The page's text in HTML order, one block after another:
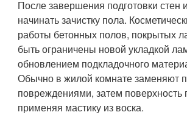
После завершения подготовки стен
начинать зачистку пола.
работы бетонных полов, покрытых
быть ограничены новой укладкой
обновлением подкладочного
Обычно в жилой комнате заменяют
повреждениями, затем поверхность
применяя мастику из воска.